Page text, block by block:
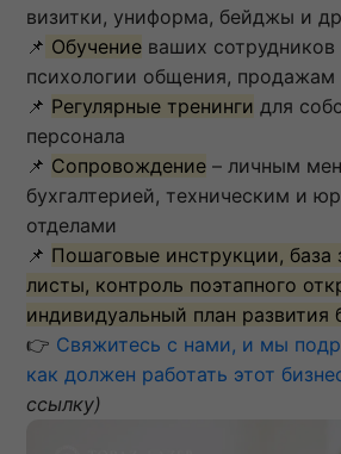
визитки, униформа, бейджы и
📌 Обучение ваших сотрудников
психологии общения, продажам
📌 Регулярные тренинги для
персонала
📌 Сопровождение – личным
бухгалтерией, техническим и
отделами
📌 Пошаговые инструкции, база
листы, контроль поэтапного
индивидуальный план развития
👉 Свяжитесь с нами, и мы
как должен работать этот
ссылку)